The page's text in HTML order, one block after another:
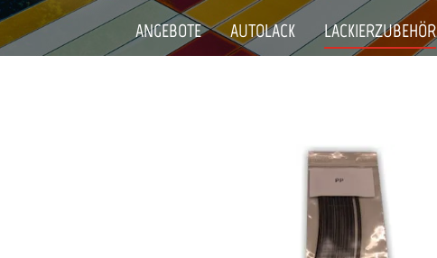
ANGEBOTE AUTOLACK LACKIERZUBEHÖR
Bildergalerie überspringen